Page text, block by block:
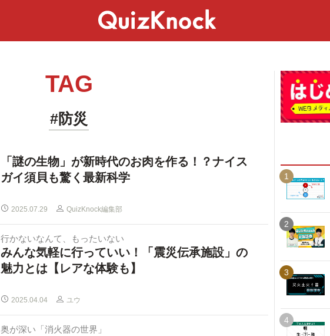
TAG
#防災
「謎の生物」が新時代のお肉を作る！？ナイス
ガイ須貝も驚く最新科学
2025.07.29 QuizKnock編集部
行かないなんて、もったいない
みんな気軽に行っていい！「震災伝承施設」の
魅力とは【レアな体験も】
2025.04.04 ユウ
奥が深い「消火器の世界」
1
2
3
4